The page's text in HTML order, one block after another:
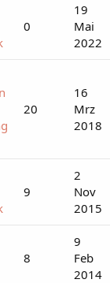
0
19
Mai
2022
20
16
Mrz
2018
9
2
Nov
2015
8
9
Feb
2014